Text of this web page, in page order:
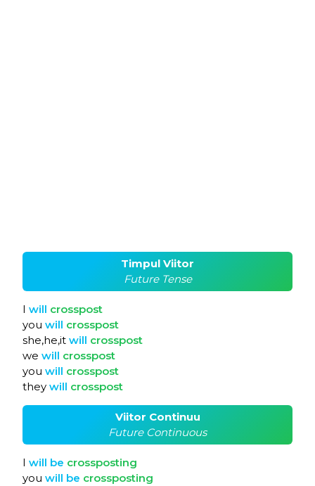
Timpul Viitor
Future Tense
I will crosspost
you will crosspost
she,he,it will crosspost
we will crosspost
you will crosspost
they will crosspost
Viitor Continuu
Future Continuous
I will be crossposting
you will be crossposting